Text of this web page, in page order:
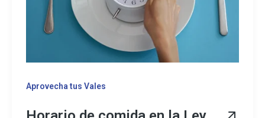
Aprovecha tus Vales